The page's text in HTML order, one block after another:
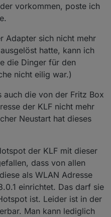
vorkommen, poste ich
Adapter sich nicht mehr
hatte, kann ich
die Dinger für den
nicht eilig war.)
auch die von der Fritz Box
der KLF nicht mehr
Neustart hat dieses
der KLF mit dieser
dass von allen
als WLAN Adresse
einrichtet. Das darf sie
ist. Leider ist in der
Man kann lediglich